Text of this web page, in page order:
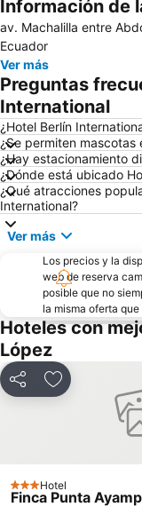
Información de
av. Machalilla entre
Ecuador
Ver más
Preguntas
International
¿Hotel Berlín
¿Se permiten mascotas
¿Hay estacionamiento
¿Dónde está ubicado
¿Qué atracciones
International?
Ver más
Los precios y la
web de reserva
posible que no
la misma oferta
Hoteles con
López
CompartirAgregar a
3 Estrellas
Hotel
Finca Punta